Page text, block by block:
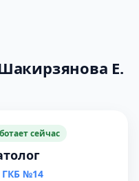
Е.
сейчас
ГКБ №14